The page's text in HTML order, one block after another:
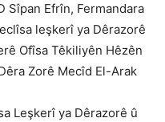
Sîpan Efrîn, Fermandara
leşkerî ya Dêrazorê
Ofîsa Têkiliyên Hêzên
Zorê Mecîd El-Arak
Leşkerî ya Dêrazorê û